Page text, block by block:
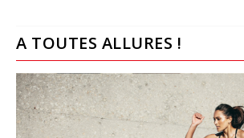
A TOUTES ALLURES !